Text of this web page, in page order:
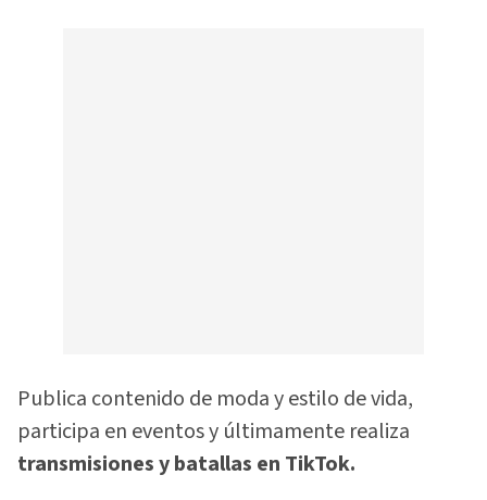
Publica contenido de moda y estilo de vida,
participa en eventos y últimamente realiza
transmisiones y batallas en TikTok.